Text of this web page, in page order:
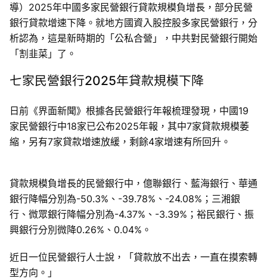
導）2025年中國多家民營銀行貸款規模負增長，部分民營
銀行貸款增速下降。就地方國資入股控股多家民營銀行，分
析認為，這是新時期的「公私合營」，中共對民營銀行開始
「割韭菜」了。
七家民營銀行2025年貸款規模下降
日前《界面新聞》根據各民營銀行年報梳理發現，中國19
家民營銀行中18家已公布2025年報，其中7家貸款規模萎
縮，另有7家貸款增速放緩，剩餘4家增速有所回升。
貸款規模負增長的民營銀行中，億聯銀行、藍海銀行、華通
銀行降幅分別為-50.3%、-39.78%、-24.08%；三湘銀
行、微眾銀行降幅分別為-4.37%、-3.39%；裕民銀行、振
興銀行分別微降0.26%、0.04%。
近日一位民營銀行人士說，「貸款放不出去，一直在摸索轉
型方向。」